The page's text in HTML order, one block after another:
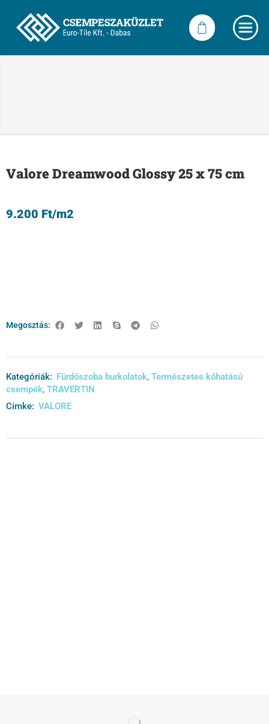
Valore Dreamwood Glossy 25 x 75 cm
9.200 Ft/m2
Megosztás:
Kategóriák: Fürdőszoba burkolatok, Természetes kőhatású
csempék, TRAVERTIN
Címke: VALORE